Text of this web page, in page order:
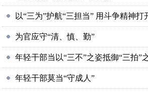
以“三为”护航“三担当” 用斗争精神打
为官应守“清、慎、勤”
年轻干部当以“三不”之姿抵御“三拍”
年轻干部莫当“守成人”